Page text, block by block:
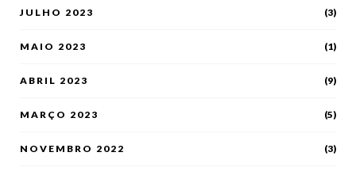
JULHO 2023 (3)
MAIO 2023 (1)
ABRIL 2023 (9)
MARÇO 2023 (5)
NOVEMBRO 2022 (3)